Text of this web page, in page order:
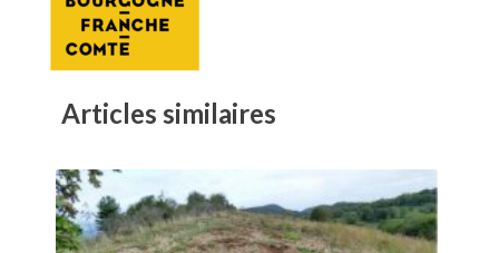
Articles similaires